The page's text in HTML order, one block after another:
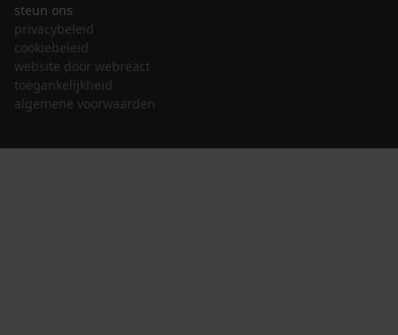
steun ons
privacybeleid
cookiebeleid
website door webreact
toegankelijkheid
algemene voorwaarden